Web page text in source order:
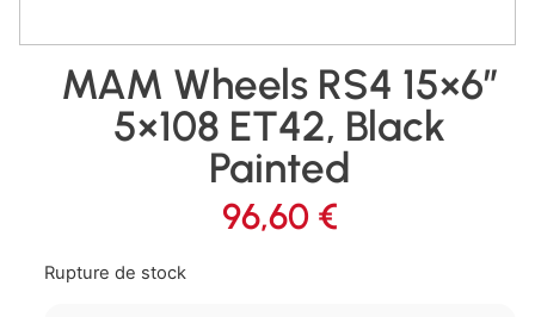
MAM Wheels RS4 15×6″
5×108 ET42, Black
Painted
96,60 €
Rupture de stock